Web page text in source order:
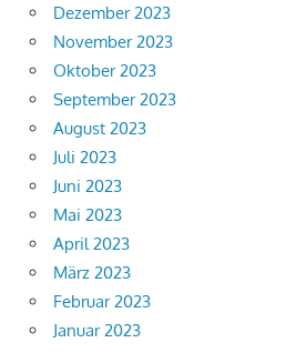
Dezember 2023
November 2023
Oktober 2023
September 2023
August 2023
Juli 2023
Juni 2023
Mai 2023
April 2023
März 2023
Februar 2023
Januar 2023